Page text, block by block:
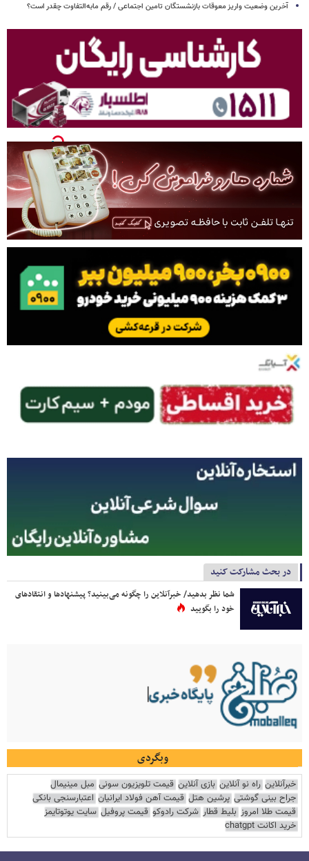
آخرین وضعیت واریز معوقات بازنشستگان تامین اجتماعی / رقم مابه‌التفاوت چقدر است؟
در بحث مشارکت کنید
شما نظر بدهید/ خبرآنلاین را چگونه می‌بینید؟ پیشنهادها و انتقادهای
خود را بگویید
وبگردی
خبرآنلاین راه نو آنلاین بازی آنلاین قیمت تلویزیون سونی مبل مینیمال
جراح بینی گوشتی پرشین هتل قیمت آهن فولاد ایرانیان اعتبارسنجی بانکی
قیمت طلا امروز بلیط قطار شرکت رادوکو قیمت پروفیل سایت یوتوتایمز
خرید اکانت chatgpt